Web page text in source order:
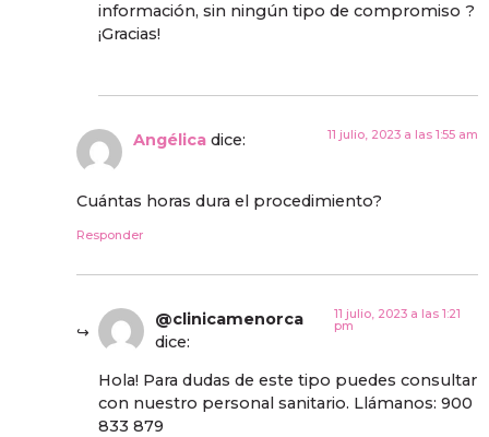
información, sin ningún tipo de compromiso ?
¡Gracias!
Angélica dice: 11 julio, 2023 a las 1:55 am
Cuántas horas dura el procedimiento?
Responder
@clinicamenorca
dice:
11 julio, 2023 a las 1:21
pm
Hola! Para dudas de este tipo puedes consultar
con nuestro personal sanitario. Llámanos: 900
833 879